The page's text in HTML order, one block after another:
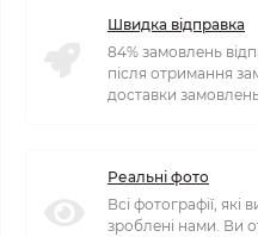
Швидка відправка
84% замовлень
після отримання
доставки
Реальні фото
Всі фотографії, які
зроблені нами. Ви